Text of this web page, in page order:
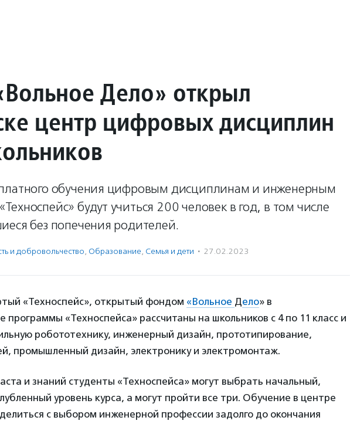
Дело» открыл
центр цифровых дисциплин
обучения цифровым дисциплинам и инженерным
будут учиться 200 человек в год, в том числе
без попечения родителей.
и доброволь­чест­во, Образование, Семья и дети · 27.02.2023
«Техноспейс», открытый фондом «Вольное Дело» в
программы «Техноспейса» рассчитаны на школьников с 4 по 11 класс и
робототехнику, инженерный дизайн, прототипирование,
промышленный дизайн, электронику и электромонтаж.
и знаний студенты «Техноспейса» могут выбрать начальный,
уровень курса, а могут пройти все три. Обучение в центре
с выбором инженерной профессии задолго до окончания